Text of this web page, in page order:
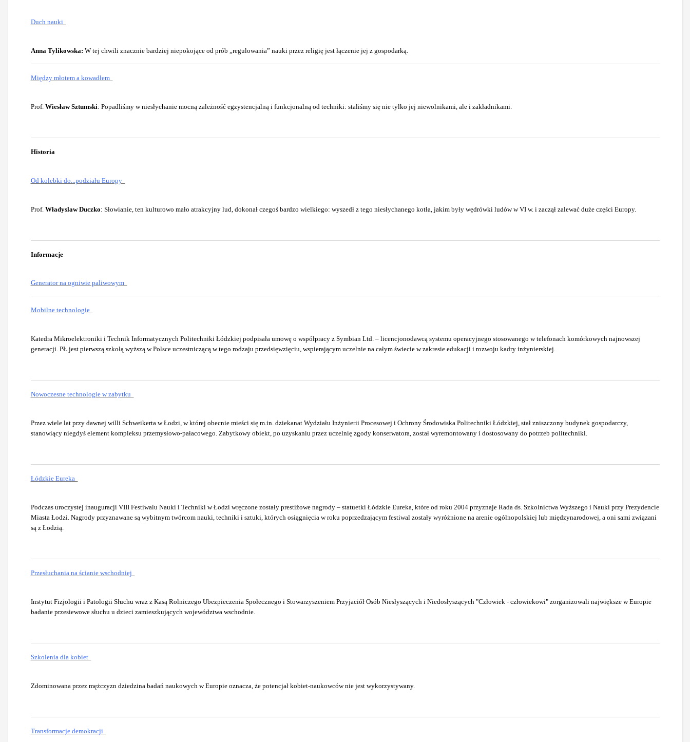
Duch nauki
Anna Tylikowska: W tej chwili znacznie bardziej niepokojące od prób „regulowania” nauki przez religię jest łączenie jej z gospodarką.
Między młotem a kowadłem
Prof. Wiesław Sztumski: Popadliśmy w niesłychanie mocną zależność egzystencjalną i funkcjonalną od techniki: staliśmy się nie tylko jej niewolnikami, ale i zakładnikami.
Historia
Od kolebki do...podziału Europy
Prof. Władyslaw Duczko: Słowianie, ten kulturowo mało atrakcyjny lud, dokonał czegoś bardzo wielkiego: wyszedł z tego niesłychanego kotła, jakim były wędrówki ludów w VI w. i zaczął zalewać duże części Europy.
Informacje
Generator na ogniwie paliwowym
Mobilne technologie
Katedra Mikroelektroniki i Technik Informatycznych Politechniki Łódzkiej podpisała umowę o współpracy z Symbian Ltd. – licencjonodawcą systemu operacyjnego stosowanego w telefonach komórkowych najnowszej
generacji. PŁ jest pierwszą szkołą wyższą w Polsce uczestniczącą w tego rodzaju przedsięwzięciu, wspierającym uczelnie na całym świecie w zakresie edukacji i rozwoju kadry inżynierskiej.
Nowoczesne technologie w zabytku
Przez wiele lat przy dawnej willi Schweikerta w Łodzi, w której obecnie mieści się m.in. dziekanat Wydziału Inżynierii Procesowej i Ochrony Środowiska Politechniki Łódzkiej, stał zniszczony budynek gospodarczy,
stanowiący niegdyś element kompleksu przemysłowo-pałacowego. Zabytkowy obiekt, po uzyskaniu przez uczelnię zgody konserwatora, został wyremontowany i dostosowany do potrzeb politechniki.
Łódzkie Eureka
Podczas uroczystej inauguracji VIII Festiwalu Nauki i Techniki w Łodzi wręczone zostały prestiżowe nagrody – statuetki Łódzkie Eureka, które od roku 2004 przyznaje Rada ds. Szkolnictwa Wyższego i Nauki przy Prezydencie
Miasta Łodzi. Nagrody przyznawane są wybitnym twórcom nauki, techniki i sztuki, których osiągnięcia w roku poprzedzającym festiwal zostały wyróżnione na arenie ogólnopolskiej lub międzynarodowej, a oni sami związani
są z Łodzią.
Przesłuchania na ścianie wschodniej
Instytut Fizjologii i Patologii Słuchu wraz z Kasą Rolniczego Ubezpieczenia Społecznego i Stowarzyszeniem Przyjaciół Osób Niesłyszących i Niedosłyszących "Człowiek - człowiekowi" zorganizowali największe w Europie
badanie przesiewowe słuchu u dzieci zamieszkujących województwa wschodnie.
Szkolenia dla kobiet
Zdominowana przez mężczyzn dziedzina badań naukowych w Europie oznacza, że potencjał kobiet-naukowców nie jest wykorzystywany.
Transformacje demokracji